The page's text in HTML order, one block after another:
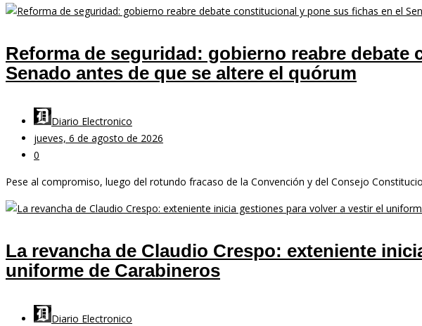
Reforma de seguridad: gobierno reabre
Senado antes de que se altere el quórum
Diario Electronico
jueves, 6 de agosto de 2026
0
Pese al compromiso, luego del rotundo fracaso de la Convención y del Consejo
La revancha de Claudio Crespo: exteniente
uniforme de Carabineros
Diario Electronico